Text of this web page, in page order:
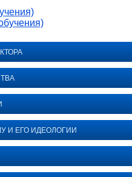
И ЕГО ИДЕОЛОГИИ